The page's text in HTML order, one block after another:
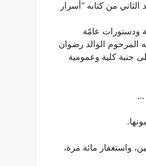
من كتابه “أسرار
ودستورات عامّة
المرحوم الوالد رضوان
جنبة كلية وعمومية
…
واستغفار مائة مرة،